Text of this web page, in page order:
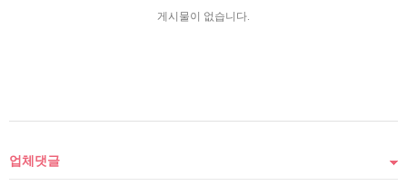
게시물이 없습니다.
업체댓글